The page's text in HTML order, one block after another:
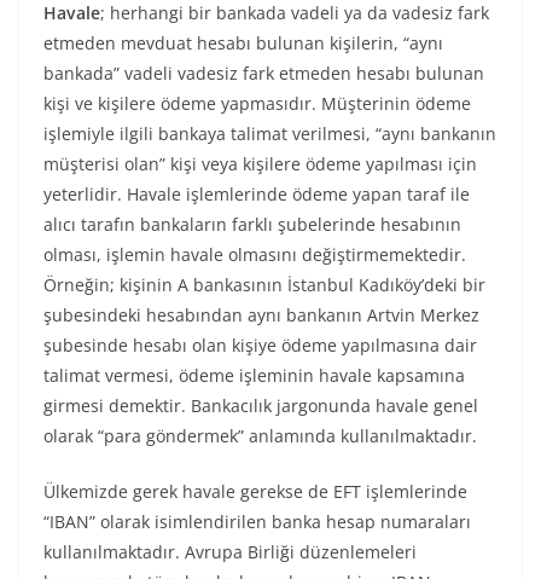
Havale; herhangi bir bankada vadeli ya da vadesiz fark
etmeden mevduat hesabı bulunan kişilerin, “aynı
bankada” vadeli vadesiz fark etmeden hesabı bulunan
kişi ve kişilere ödeme yapmasıdır. Müşterinin ödeme
işlemiyle ilgili bankaya talimat verilmesi, “aynı bankanın
müşterisi olan” kişi veya kişilere ödeme yapılması için
yeterlidir. Havale işlemlerinde ödeme yapan taraf ile
alıcı tarafın bankaların farklı şubelerinde hesabının
olması, işlemin havale olmasını değiştirmemektedir.
Örneğin; kişinin A bankasının İstanbul Kadıköy’deki bir
şubesindeki hesabından aynı bankanın Artvin Merkez
şubesinde hesabı olan kişiye ödeme yapılmasına dair
talimat vermesi, ödeme işleminin havale kapsamına
girmesi demektir. Bankacılık jargonunda havale genel
olarak “para göndermek” anlamında kullanılmaktadır.
Ülkemizde gerek havale gerekse de EFT işlemlerinde
“IBAN” olarak isimlendirilen banka hesap numaraları
kullanılmaktadır. Avrupa Birliği düzenlemeleri